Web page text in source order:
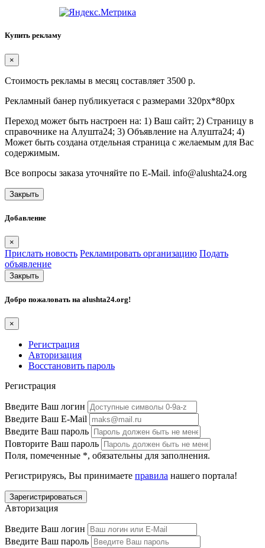
Купить рекламу
×
Стоимость рекламы в месяц составляет 3500 р.
Рекламный банер публикуетася с размерами 320px*80px
Переход может быть настроен на: 1) Ваш сайт; 2) Страницу в
справочнике на Алушта24; 3) Объявление на Алушта24; 4)
Может быть создана отдельная страница с желаемым для Вас
содержимым.
Все вопросы заказа уточняйте по E-Mail. info@alushta24.org
Закрыть
Добавление
×
Прислать новость Рекламировать организацию Подать
объявление
Закрыть
Добро пожаловать на alushta24.org!
×
Регистрация
Авторизация
Восстановить пароль
Регистрация
Введите Ваш логин
Введите Ваш E-Mail
Введите Ваш пароль
Повторите Ваш пароль
Поля, помеченные *, обязательны для заполнения.
Регистрируясь, Вы принимаете правила нашего портала!
Авторизация
Введите Ваш логин
Введите Ваш пароль